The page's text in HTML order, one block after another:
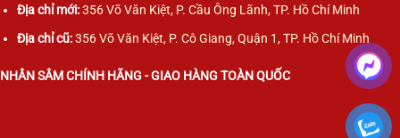
Địa chỉ mới:356 Võ Văn Kiệt, P. Cầu Ông Lãnh, TP. Hồ Chí Minh
Địa chỉ cũ:356 Võ Văn Kiệt, P. Cô Giang, Quận 1, TP. Hồ Chí Minh
NHÂN SÂM CHÍNH HÃNG - GIAO HÀNG TOÀN QUỐC